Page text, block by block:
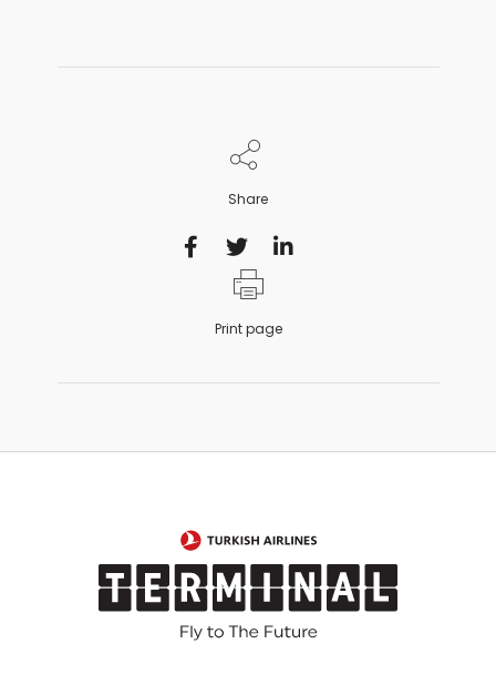
Share
Print page